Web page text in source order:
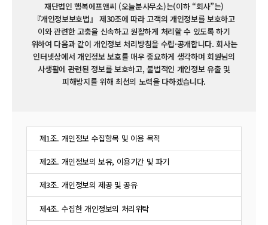
재단법인 행복에프앤씨 (오늘분사무소)는(이하 “회사”는)
『개인정보보호법』 제30조에 따라 고객의 개인정보를 보호하고
이와 관련한 고충을 신속하고 원활하게 처리할 수 있도록 하기
위하여 다음과 같이 개인정보 처리방침을 수립·공개합니다.회사는
인터넷상에서 개인정보 보호를 매우 중요하게 생각하며 회원님의
사생활에 관련된 정보를 보호하고,불법적인 개인정보 유출 및
피해방지를 위해 최선의 노력을 다하겠습니다.
제1조. 개인정보 수집항목 및 이용 목적
제2조. 개인정보의 보유, 이용기간 및 파기
제3조. 개인정보의 제공 및 공유
제4조. 수집한 개인정보의 처리위탁